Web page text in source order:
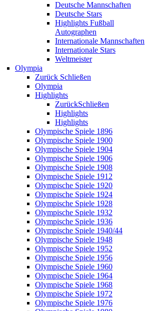
Deutsche Mannschaften
Deutsche Stars
Highlights Fußball
Autographen
Internationale Mannschaften
Internationale Stars
Weltmeister
Olympia
Zurück Schließen
Olympia
Highlights
ZurückSchließen
Highlights
Highlights
Olympische Spiele 1896
Olympische Spiele 1900
Olympische Spiele 1904
Olympische Spiele 1906
Olympische Spiele 1908
Olympische Spiele 1912
Olympische Spiele 1920
Olympische Spiele 1924
Olympische Spiele 1928
Olympische Spiele 1932
Olympische Spiele 1936
Olympische Spiele 1940/44
Olympische Spiele 1948
Olympische Spiele 1952
Olympische Spiele 1956
Olympische Spiele 1960
Olympische Spiele 1964
Olympische Spiele 1968
Olympische Spiele 1972
Olympische Spiele 1976